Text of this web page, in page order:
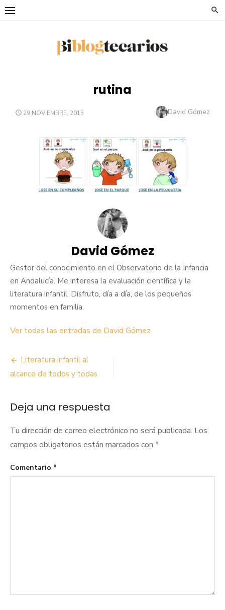
Saltar
rutina
PUBLICADO
29 NOVIEMBRE, 2015 Autor
David Gómez
David Gómez
Gestor del conocimiento en el Observatorio de la Infancia
en Andalucía. Me interesa la evaluación científica y la
literatura infantil. Disfruto, día a día, de los pequeños
momentos en familia.
Ver todas las entradas de David Gómez
Navegación
de
Literatura infantil al
alcance de todos y todas
Deja una respuesta
Tu dirección de correo electrónico no será publicada. Los
campos obligatorios están marcados con *
Comentario *